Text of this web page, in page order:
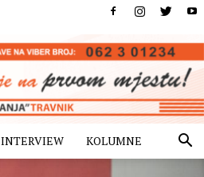
INTERVIEW KOLUMNE